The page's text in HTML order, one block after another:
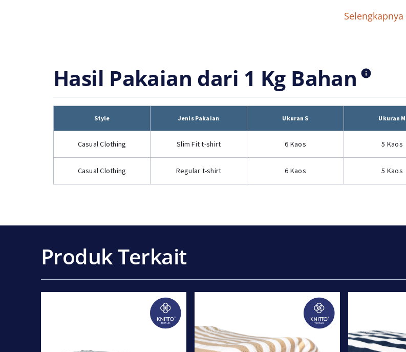
Selengkapnya
Hasil Pakaian dari 1 Kg Bahan
Style Jenis Pakaian Ukuran S Ukuran M
Casual Clothing Slim Fit t-shirt 6 Kaos 5 Kaos
Casual Clothing Regular t-shirt 6 Kaos 5 Kaos
Produk Terkait